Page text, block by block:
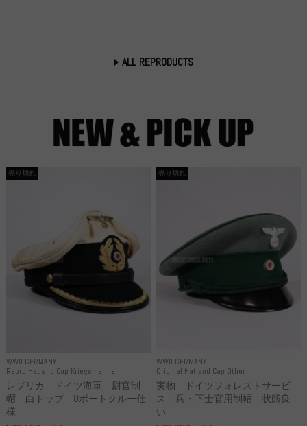
ALL REPRODUCTS
WWII GERMANY
Repro Hat and Cap Kriegsmarine
売り切れ
レプリカ ドイツ海軍 尉官制
帽 白トップ Uボートクルー仕
様
WWII GERMANY
Original Hat and Cap Other
売り切れ
実物 ドイツフォレストサービ
ス 兵・下士官用制帽 状態良
い...